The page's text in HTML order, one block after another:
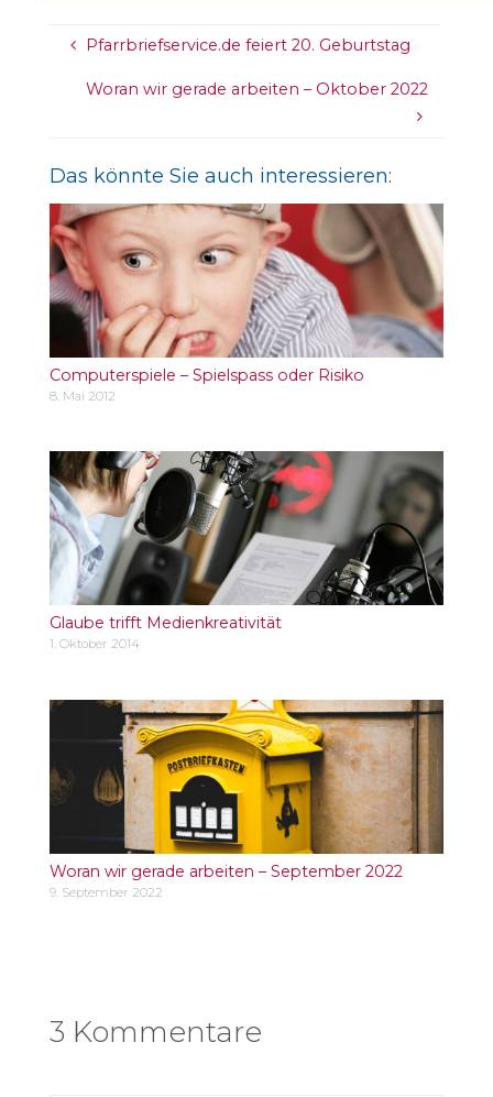
Pfarrbriefservice.de feiert 20. Geburtstag
Woran wir gerade arbeiten – Oktober 2022
Das könnte Sie auch interessieren:
Computerspiele – Spielspass oder Risiko
8. Mai 2012
Glaube trifft Medienkreativität
1. Oktober 2014
Woran wir gerade arbeiten – September 2022
9. September 2022
3 Kommentare